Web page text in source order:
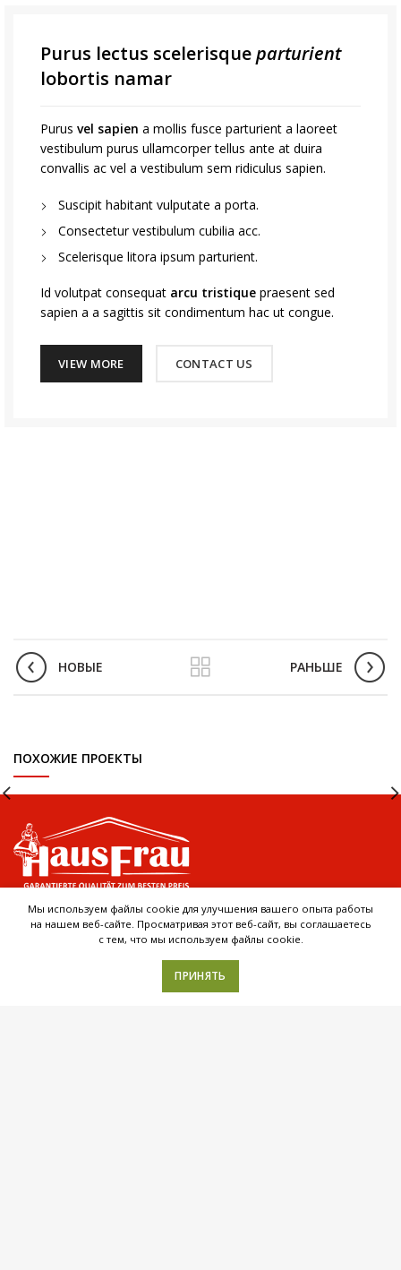
Purus lectus scelerisqueparturient
lobortis namar
Purus vel sapien a mollis fusce parturient a laoreet
vestibulum purus ullamcorper tellus ante at duira
convallis ac vel a vestibulum sem ridiculus sapien.
Suscipit habitant vulputate a porta.
Consectetur vestibulum cubilia acc.
Scelerisque litora ipsum parturient.
Id volutpat consequat arcu tristique praesent sed
sapien a a sagittis sit condimentum hac ut congue.
VIEW MORE CONTACT US
НОВЫЕ РАНЬШЕ
ПОХОЖИЕ ПРОЕКТЫ
Покупателям
Мы используем файлы cookie для улучшения вашего опыта работы
на нашем веб-сайте. Просматривая этот веб-сайт, вы соглашаетесь
с тем, что мы используем файлы cookie.
ПРИНЯТЬ